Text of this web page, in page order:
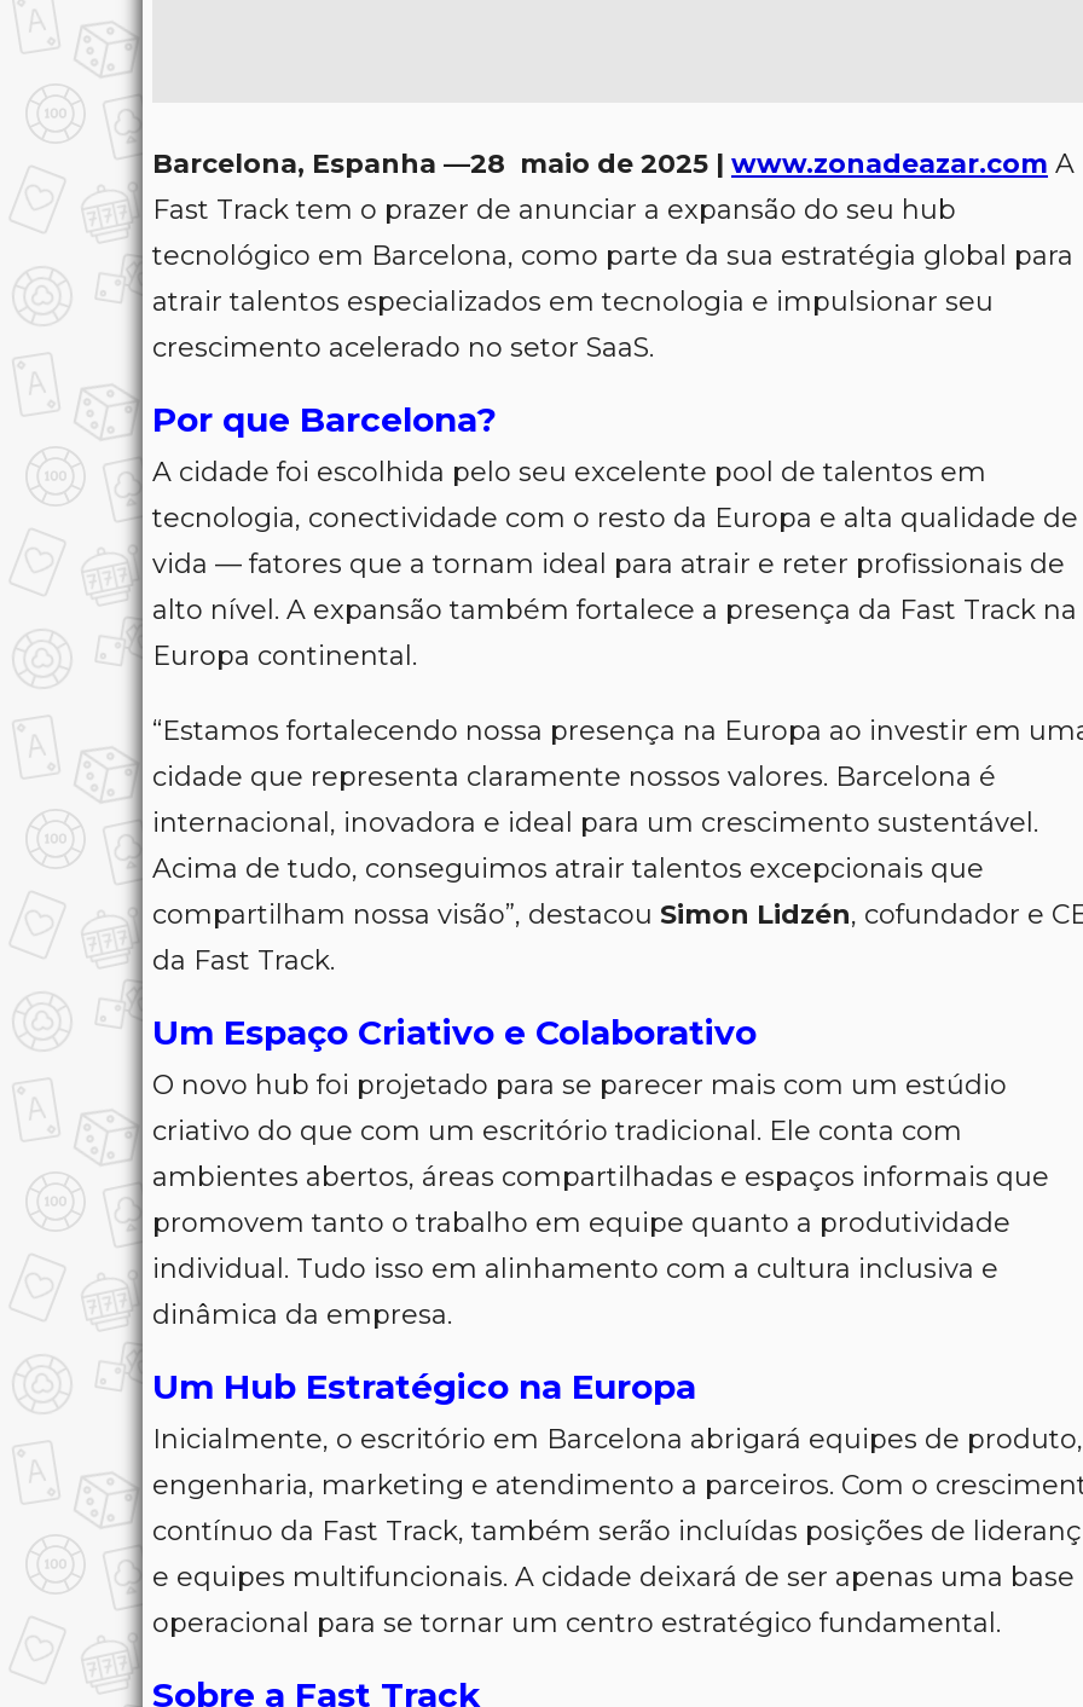
Barcelona, Espanha —28 maio de 2025 | www.zonadeazar.com A
Fast Track tem o prazer de anunciar a expansão do seu hub
tecnológico em Barcelona, como parte da sua estratégia global para
atrair talentos especializados em tecnologia e impulsionar seu
crescimento acelerado no setor SaaS.
Por que Barcelona?
A cidade foi escolhida pelo seu excelente pool de talentos em
tecnologia, conectividade com o resto da Europa e alta qualidade de
vida — fatores que a tornam ideal para atrair e reter profissionais de
alto nível. A expansão também fortalece a presença da Fast Track na
Europa continental.
“Estamos fortalecendo nossa presença na Europa ao investir em
cidade que representa claramente nossos valores. Barcelona é
internacional, inovadora e ideal para um crescimento sustentável.
Acima de tudo, conseguimos atrair talentos excepcionais que
compartilham nossa visão”, destacou Simon Lidzén, cofundador e
da Fast Track.
Um Espaço Criativo e Colaborativo
O novo hub foi projetado para se parecer mais com um estúdio
criativo do que com um escritório tradicional. Ele conta com
ambientes abertos, áreas compartilhadas e espaços informais que
promovem tanto o trabalho em equipe quanto a produtividade
individual. Tudo isso em alinhamento com a cultura inclusiva e
dinâmica da empresa.
Um Hub Estratégico na Europa
Inicialmente, o escritório em Barcelona abrigará equipes de produto,
engenharia, marketing e atendimento a parceiros. Com o
contínuo da Fast Track, também serão incluídas posições de
e equipes multifuncionais. A cidade deixará de ser apenas uma base
operacional para se tornar um centro estratégico fundamental.
Sobre a Fast Track